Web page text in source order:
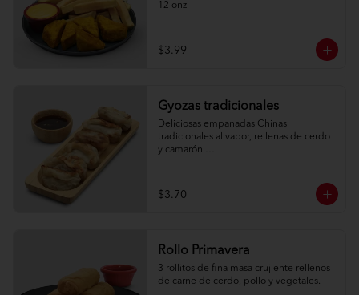
12 onz
$3.99
Gyozas tradicionales
Deliciosas empanadas Chinas
tradicionales al vapor, rellenas de cerdo
y camarón.
$3.70
Rollo Primavera
3 rollitos de fina masa crujiente rellenos
de carne de cerdo, pollo y vegetales.